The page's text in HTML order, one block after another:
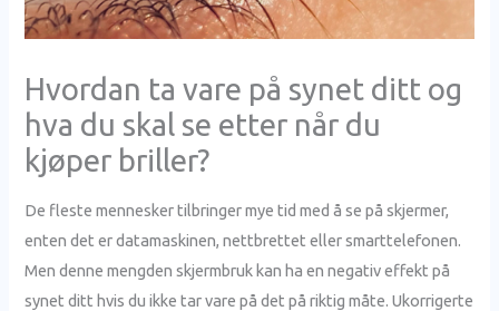
Hvordan ta vare på synet ditt og
hva du skal se etter når du
kjøper briller?
De fleste mennesker tilbringer mye tid med å se på skjermer,
enten det er datamaskinen, nettbrettet eller smarttelefonen.
Men denne mengden skjermbruk kan ha en negativ effekt på
synet ditt hvis du ikke tar vare på det på riktig måte. Ukorrigerte